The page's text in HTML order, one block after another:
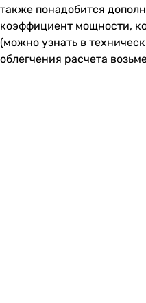
также понадобится
коэффициент мощности,
(можно узнать в
облегчения расчета